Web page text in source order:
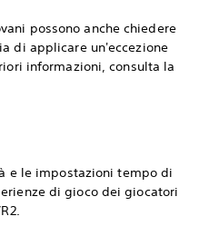
possono anche chiedere
di applicare un'eccezione
informazioni, consulta la
e le impostazioni tempo di
di gioco dei giocatori